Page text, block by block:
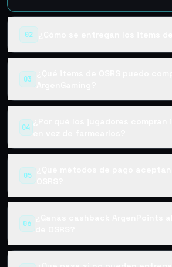
02
03
¿Qué items de OSRS puedo
ArgenGaming?
04
¿Por qué los jugadores compran
en vez de farmearlos?
05
¿Qué métodos de pago aceptan
OSRS?
06
¿Ganás cashback ArgenPoints
de OSRS?